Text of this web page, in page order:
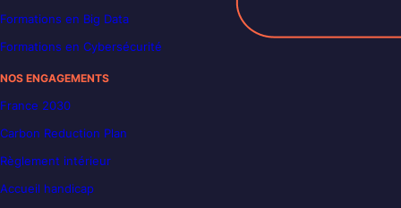
Formations en Big Data
Formations en Cybersécurité
NOS ENGAGEMENTS
France 2030
Carbon Reduction Plan
Règlement intérieur
Accueil handicap